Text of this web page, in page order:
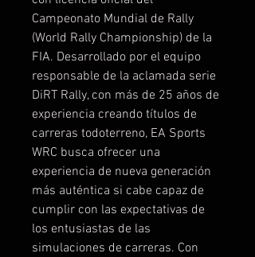
Campeonato Mundial de Rally
(World Rally Championship) de la
FIA. Desarrollado por el equipo
responsable de la aclamada serie
DiRT Rally, con más de 25 años de
experiencia creando títulos de
carreras todoterreno, EA Sports
WRC busca ofrecer una
experiencia de nueva generación
más auténtica si cabe capaz de
cumplir con las expectativas de
los entusiastas de las
simulaciones de carreras. Con